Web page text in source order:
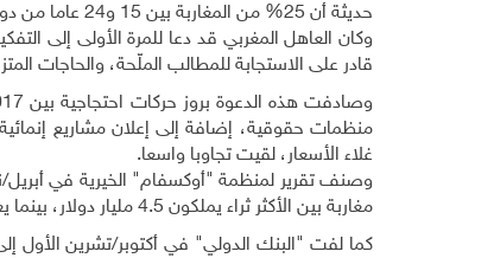
حديثة أن 25% من المغاربة بين 15 و24 عاما من دون تعليم أو عمل
قادر على الاستجابة للمطالب الملّحة، والحاجات
غلاء الأسعار، لقيت تجاوبا واسعا.
مغاربة بين الأكثر ثراء يملكون 4.5 مليار دولار، بينما يعاني 1.6 ملايين مغربي من الفقر